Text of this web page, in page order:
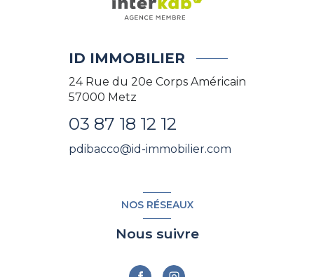
ID IMMOBILIER
24 Rue du 20e Corps Américain
57000 Metz
03 87 18 12 12
pdibacco@id-immobilier.com
NOS RÉSEAUX
Nous suivre